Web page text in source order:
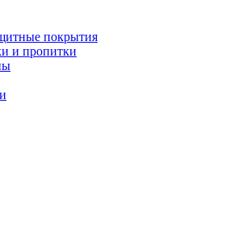
покрытия
и пропитки